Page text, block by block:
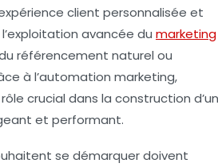
client personnalisée et
avancée du marketing
référencement naturel ou
à l’automation marketing,
crucial dans la construction d’un
et performant.
se démarquer doivent